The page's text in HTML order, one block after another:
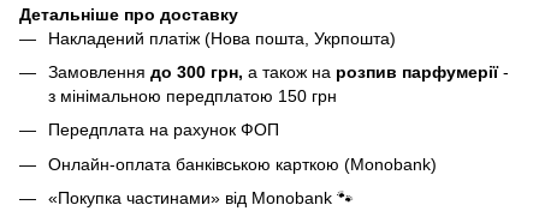
Детальніше про доставку
Накладений платіж (Нова пошта, Укрпошта)
Замовлення до 300 грн, а також на розпив парфумерії-
з мінімальною передплатою 150 грн
Передплата на рахунок ФОП
Онлайн-оплата банківською карткою (Monobank)
«Покупка частинами» від Monobank 🐾